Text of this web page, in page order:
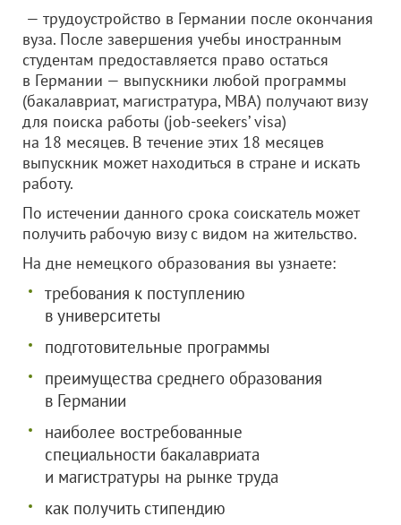
— трудоустройство в Германии после окончания
вуза. После завершения учебы иностранным
студентам предоставляется право остаться
в Германии — выпускники любой программы
(бакалавриат, магистратура, МВА) получают визу
для поиска работы (job-seekers’ visa)
на 18 месяцев. В течение этих 18 месяцев
выпускник может находиться в стране и искать
работу.
По истечении данного срока соискатель может
получить рабочую визу с видом на жительство.
На дне немецкого образования вы узнаете:
требования к поступлению
в университеты
подготовительные программы
преимущества среднего образования
в Германии
наиболее востребованные
специальности бакалавриата
и магистратуры на рынке труда
как получить стипендию